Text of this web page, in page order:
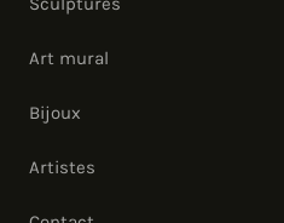
Art mural
Bijoux
Artistes